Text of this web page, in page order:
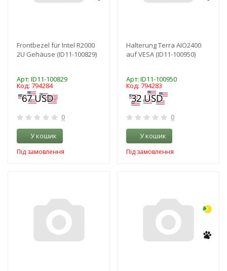
Frontbezel für Intel R2000
2U Gehäuse (ID11-100829)
Арт: ID11-100829
Код: 794284
0
У кошик
Під замовлення
Halterung Terra AIO2400
auf VESA (ID11-100950)
Арт: ID11-100950
Код: 794283
0
У кошик
Під замовлення